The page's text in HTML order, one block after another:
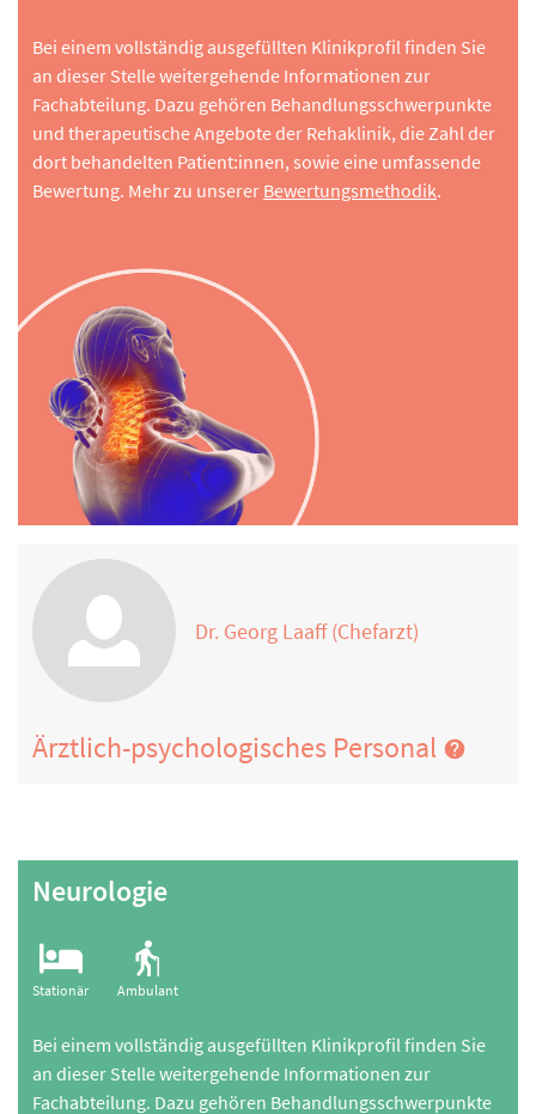
Bei einem vollständig ausgefüllten Klinikprofil finden Sie
an dieser Stelle weitergehende Informationen zur
Fachabteilung. Dazu gehören Behandlungsschwerpunkte
und therapeutische Angebote der Rehaklinik, die Zahl der
dort behandelten Patient:innen, sowie eine umfassende
Bewertung. Mehr zu unserer Bewertungsmethodik.
Dr. Georg Laaff (Chefarzt)
Ärztlich-psychologisches Personal
Neurologie
Stationär Ambulant
Bei einem vollständig ausgefüllten Klinikprofil finden Sie
an dieser Stelle weitergehende Informationen zur
Fachabteilung. Dazu gehören Behandlungsschwerpunkte